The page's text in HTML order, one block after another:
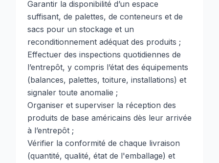
Garantir la disponibilité d’un espace
suffisant, de palettes, de conteneurs et de
sacs pour un stockage et un
reconditionnement adéquat des produits ;
Effectuer des inspections quotidiennes de
l’entrepôt, y compris l’état des équipements
(balances, palettes, toiture, installations) et
signaler toute anomalie ;
Organiser et superviser la réception des
produits de base américains dès leur arrivée
à l’entrepôt ;
Vérifier la conformité de chaque livraison
(quantité, qualité, état de l'emballage) et